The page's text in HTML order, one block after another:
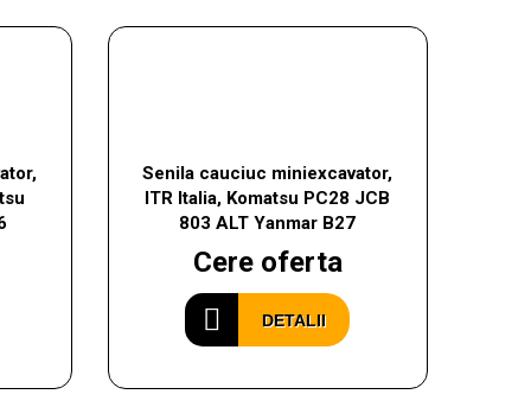
Senila cauciuc miniexcavator,
ITR Italia, Komatsu PC28 JCB
803 ALT Yanmar B27
Cere oferta
DETALII